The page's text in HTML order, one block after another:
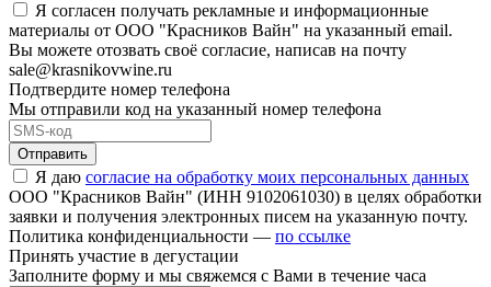
Я согласен получать рекламные и информационные
материалы от ООО "Красников Вайн" на указанный email.
Вы можете отозвать своё согласие, написав на почту
sale@krasnikovwine.ru
Подтвердите номер телефона
Мы отправили код на указанный номер телефона
Отправить
Я даю согласие на обработку моих персональных данных
ООО "Красников Вайн" (ИНН 9102061030) в целях обработки
заявки и получения электронных писем на указанную почту.
Политика конфиденциальности — по ссылке
Принять участие в дегустации
Заполните форму и мы свяжемся с Вами в течение часа